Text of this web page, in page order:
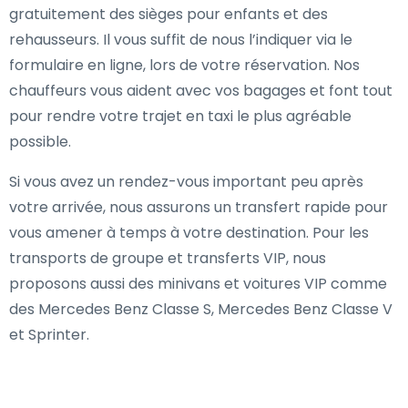
gratuitement des sièges pour enfants et des
rehausseurs. Il vous suffit de nous l’indiquer via le
formulaire en ligne, lors de votre réservation. Nos
chauffeurs vous aident avec vos bagages et font tout
pour rendre votre trajet en taxi le plus agréable
possible.
Si vous avez un rendez-vous important peu après
votre arrivée, nous assurons un transfert rapide pour
vous amener à temps à votre destination. Pour les
transports de groupe et transferts VIP, nous
proposons aussi des minivans et voitures VIP comme
des Mercedes Benz Classe S, Mercedes Benz Classe V
et Sprinter.